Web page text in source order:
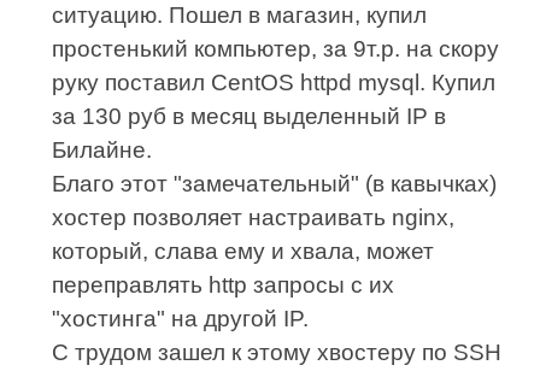
ситуацию. Пошел в магазин, купил
простенький компьютер, за 9т.р. на скору
руку поставил CentOS httpd mysql. Купил
за 130 руб в месяц выделенный IP в
Билайне.
Благо этот "замечательный" (в кавычках)
хостер позволяет настраивать nginx,
который, слава ему и хвала, может
переправлять http запросы с их
"хостинга" на другой IP.
С трудом зашел к этому хвостеру по SSH